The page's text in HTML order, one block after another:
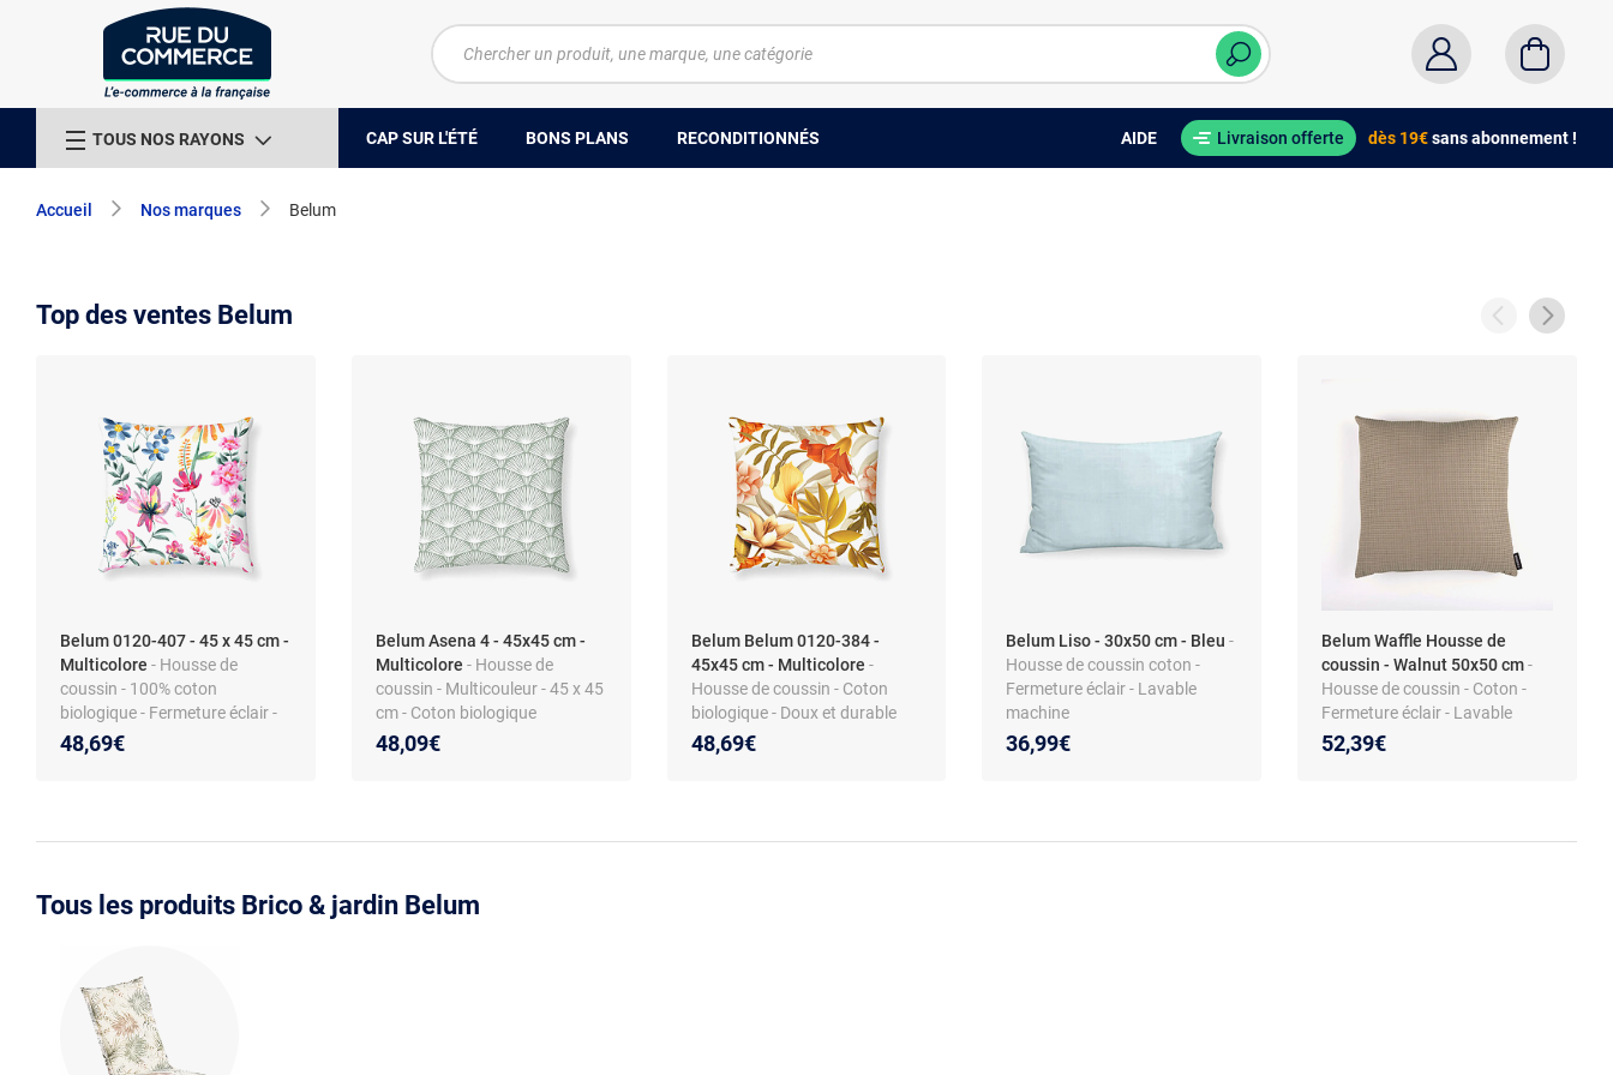
TOUS NOS RAYONS CAP SUR L'ÉTÉ BONS PLANS RECONDITIONNÉS AIDE Livraison offerte dès 19€sans abonnement !
Accueil Nos marques Belum
Top des ventes Belum
Belum 0120-407 - 45 x 45 cm -
Multicolore - Housse de
coussin - 100% coton
biologique - Fermeture éclair -
45x45 cm - Multicouleur
48,69€
Belum Asena 4 - 45x45 cm -
Multicolore - Housse de
coussin - Multicouleur - 45 x 45
cm - Coton biologique
48,09€
Belum Belum 0120-384 -
45x45 cm - Multicolore -
Housse de coussin - Coton
biologique - Doux et durable
48,69€
Belum Liso - 30x50 cm - Bleu -
Housse de coussin coton -
Fermeture éclair - Lavable
machine
36,99€
Belum Waffle Housse de
coussin - Walnut 50x50 cm-
Housse de coussin - Coton -
Fermeture éclair - Lavable
52,39€
Tous les produits Brico & jardin Belum